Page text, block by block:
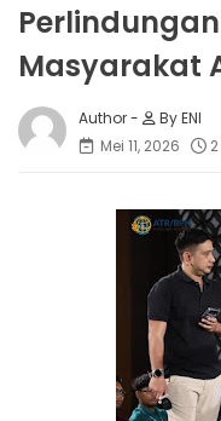
Masyarakat
By ENI
Mei 11, 2026